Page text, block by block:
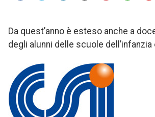
Da quest’anno è esteso anche a
degli alunni delle scuole dell’infanzia